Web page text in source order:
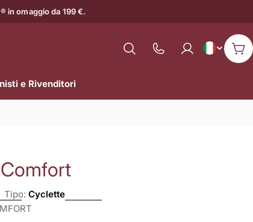
in omaggio da 199 €.
Mostra
di
L
n
Italiano
e Rivenditori
Tipo: Cyclette